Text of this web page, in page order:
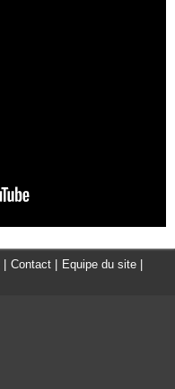
Contact Equipe du site